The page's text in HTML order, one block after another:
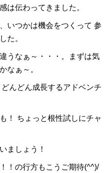
は伝わってきました。
いつかは機会をつくって 参
た。
うなぁ～・・・。まずは気
なぁ～。
んどん成長するアドベンチ
！ ちょっと根性試しにチャ
ましょう！
！の行方もこうご期待(^^)/